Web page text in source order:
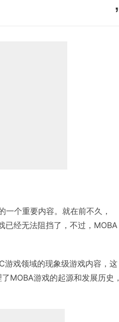
个重要内容。就在前不久，
已经无法阻挡了，不过，MOBA
游戏领域的现象级游戏内容，这
MOBA游戏的起源和发展历史，